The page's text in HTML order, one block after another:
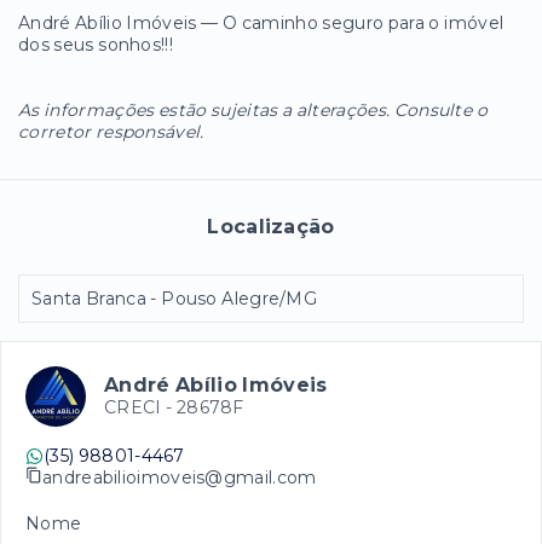
André Abílio Imóveis — O caminho seguro para o imóvel
dos seus sonhos!!!
As informações estão sujeitas a alterações. Consulte o
corretor responsável.
Localização
Santa Branca - Pouso Alegre/MG
André Abílio Imóveis
CRECI - 28678F
(35) 98801-4467
andreabilioimoveis@gmail.com
Nome